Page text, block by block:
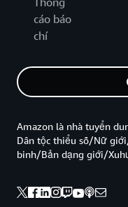
cáo báo
chí
Amazon là nhà tuyển
Dân tộc thiểu số/Nữ
binh/Bản dạng giới/